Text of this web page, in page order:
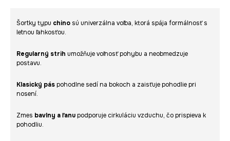
Šortky typu chino sú univerzálna voľba, ktorá spája formálnosť s
letnou ľahkosťou.
Regularný strih umožňuje voľnosť pohybu a neobmedzuje
postavu.
Klasický pás pohodlne sedí na bokoch a zaisťuje pohodlie pri
nosení.
Zmes bavlny a ľanu podporuje cirkuláciu vzduchu, čo prispieva k
pohodliu.